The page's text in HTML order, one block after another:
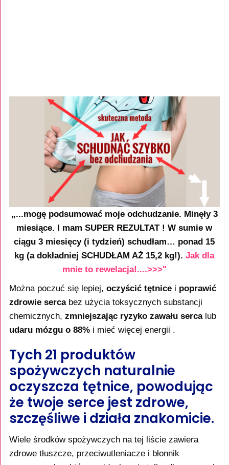
„...mogę podsumować moje odchudzanie. Minęły 3
miesiące. I mam SUPER REZULTAT ! W sumie w
ciągu 3 miesięcy (i tydzień) schudłam… ponad 15
kg (a dokładniej SCHUDŁAM AŻ 15,2 kg!).Jak dla
mnie to rewelacja!....>>>"
Można poczuć się lepiej, oczyścić tętnicei poprawić
zdrowie sercabez użycia toksycznych substancji
chemicznych, zmniejszając ryzyko zawału sercalub
udaru mózgu o 88%i mieć więcej energii .
Tych 21 produktów
spożywczych naturalnie
oczyszcza tętnice, powodując
że twoje serce jest zdrowe,
szczęśliwe i działa znakomicie.
Wiele środków spożywczych na tej liście zawiera
zdrowe tłuszcze, przeciwutleniacze i błonnik